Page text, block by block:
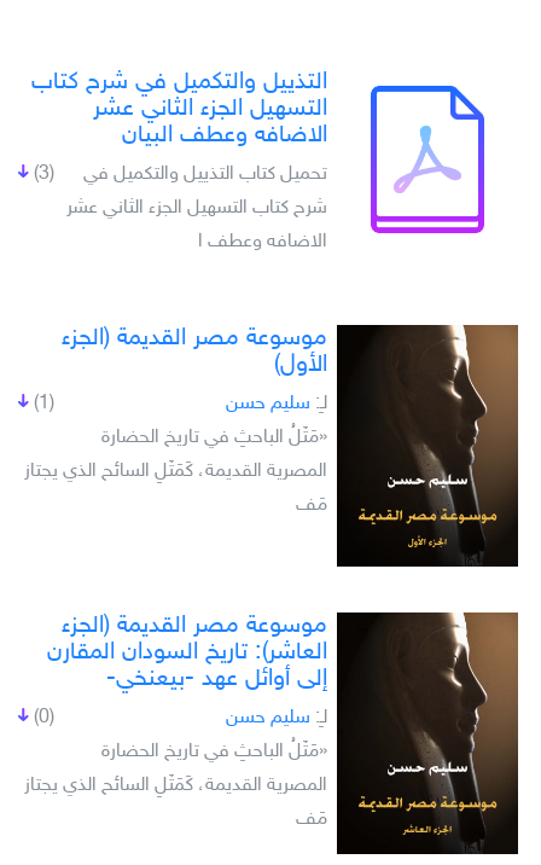
التذييل والتكميل في شرح كتاب
التسهيل الجزء الثاني عشر
الاضافه وعطف البيان
(3)
تحميل كتاب التذييل والتكميل في
شرح كتاب التسهيل الجزء الثاني عشر
الاضافه وعطف ا
موسوعة مصر القديمة (الجزء
الأول)
(1) لـِ: سليم حسن
«مَثَلُ الباحثِ في تاريخ الحضارة
المصرية القديمة، كَمَثَلِ السائح الذي يجتاز
مَف
موسوعة مصر القديمة (الجزء
العاشر): تاريخ السودان المقارن
إلى أوائل عهد -بيعنخي-
(0) لـِ: سليم حسن
«مَثَلُ الباحثِ في تاريخ الحضارة
المصرية القديمة، كَمَثَلِ السائح الذي يجتاز
مَف